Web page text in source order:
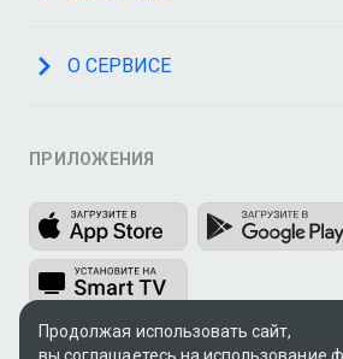
О СЕРВИСЕ
ПРИЛОЖЕНИЯ
Продолжая использовать сайт,